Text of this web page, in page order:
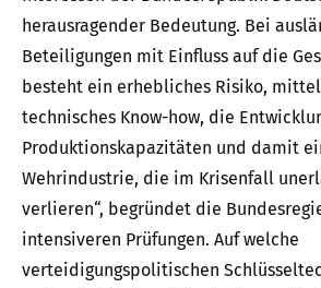
herausragender Bedeutung. Bei
Beteiligungen mit Einfluss auf die
besteht ein erhebliches Risiko,
technisches Know-how, die
Produktionskapazitäten und damit
Wehrindustrie, die im Krisenfall
verlieren“, begründet die
intensiveren Prüfungen. Auf welche
verteidigungspolitischen